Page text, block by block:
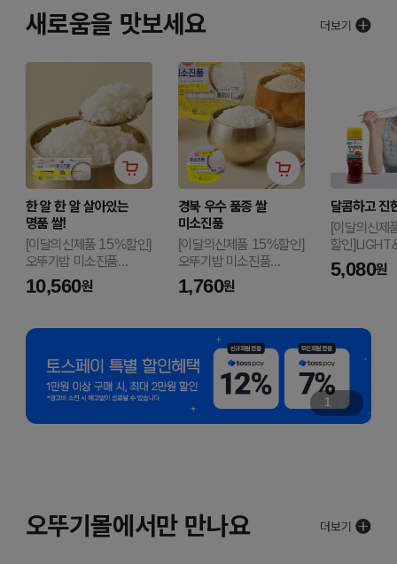
새로움을 맛보세요
한 알 한 알 살아있는
명품 쌀!
[이달의신제품 15%할인]
오뚜기밥 미소진품
(210GX6)
10,560원
경북 우수 품종 쌀
미소진품
[이달의신제품 15%할인]
오뚜기밥 미소진품
210G
1,760원
달콤하고 진
[이달의신제
할인
양념치킨소
5,080원
1 4
오뚜기몰에서만 만나요